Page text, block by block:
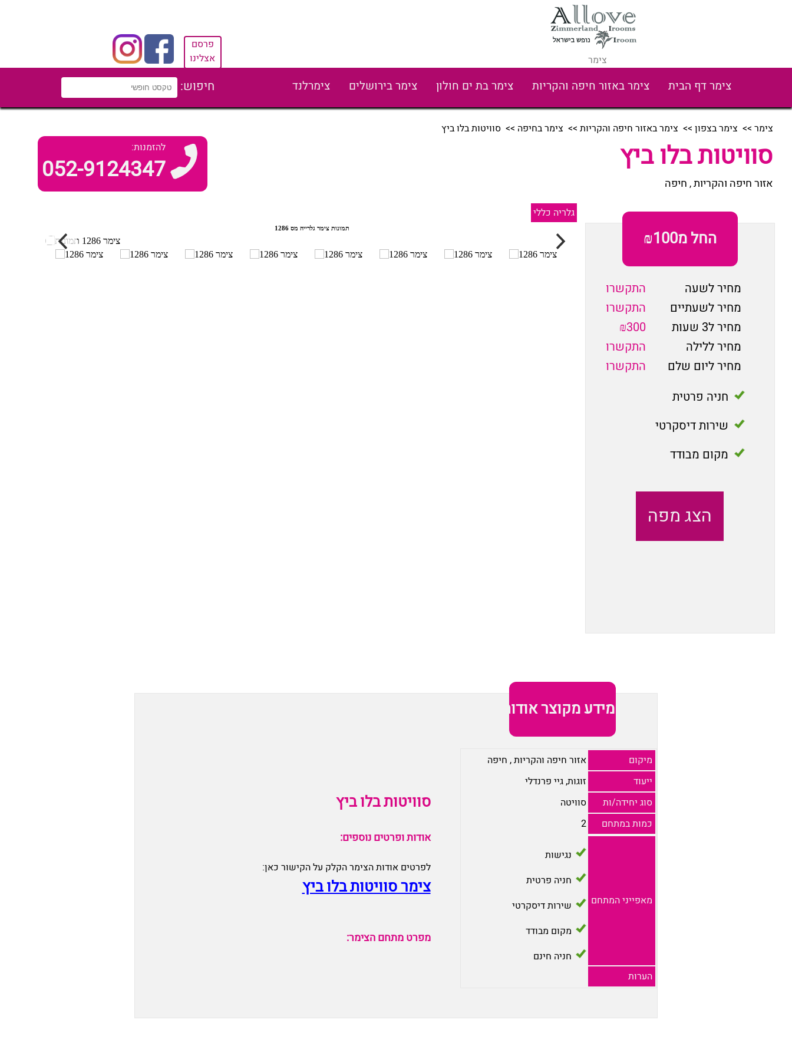
צימר
פרסם
אצלינו
צימר דף הבית צימר באזור חיפה והקריות צימר בת ים חולון צימר בירושלים צימרלנד חיפוש:
צימר >> צימר בצפון >> צימר באזור חיפה והקריות >> צימר בחיפה >> סוויטות בלו ביץ
סוויטות בלו ביץ
אזור חיפה והקריות, חיפה
להזמנות:
052-9124347
החל מ₪100
מחיר לשעה
התקשרו
מחיר לשעתיים
התקשרו
מחיר ל3 שעות
₪300
מחיר ללילה
התקשרו
מחיר ליום שלם
התקשרו
חניה פרטית
שירות דיסקרטי
מקום מבודד
הצג מפה
גלריה כללי
מידע מקוצר אודות
מיקום אזור חיפה והקריות, חיפה
ייעוד
זוגות, גיי פרנדלי
סוג יחידה/ות
סוויטה
כמות במתחם
2
מאפייני המתחם
נגישות
חניה פרטית
שירות דיסקרטי
מקום מבודד
חניה חינם
הערות
סוויטות בלו ביץ
אודות ופרטים נוספים:
לפרטים אודות הצימר הקלק על הקישור כאן:
צימר סוויטות בלו ביץ
מפרט מתחם הצימר: